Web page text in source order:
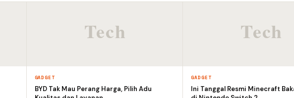
GADGET
BYD Tak Mau Perang Harga, Pilih Adu
GADGET
Ini Tanggal Resmi Minecraft